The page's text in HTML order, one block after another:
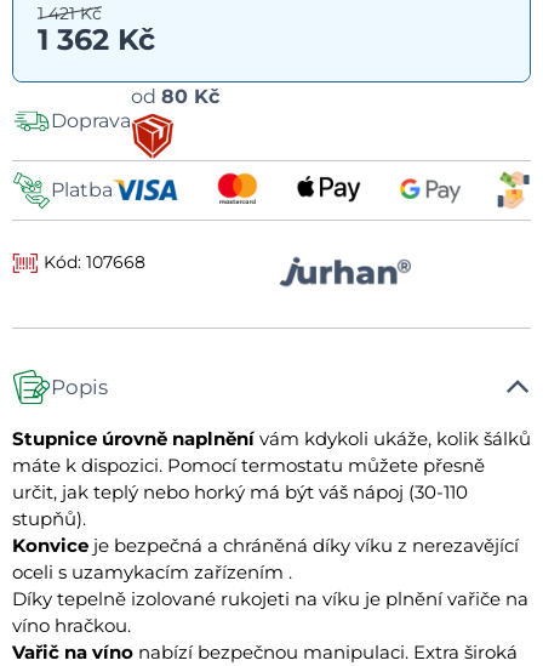
1 362 Kč
1 421 Kč
Doprava
od 80 Kč
Platba
Kód: 107668
Popis
Stupnice úrovně naplnění vám kdykoli ukáže, kolik šálků
máte k dispozici. Pomocí termostatu můžete přesně
určit, jak teplý nebo horký má být váš nápoj (30-110
stupňů).
Konvice je bezpečná a chráněná díky víku z nerezavějící
oceli s uzamykacím zařízením .
Díky tepelně izolované rukojeti na víku je plnění vařiče na
víno hračkou.
Vařič na víno nabízí bezpečnou manipulaci. Extra široká